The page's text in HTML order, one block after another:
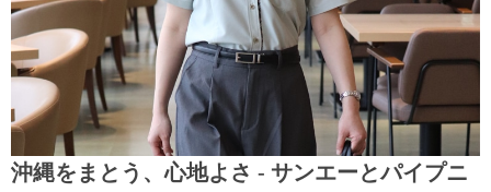
沖縄をまとう、心地よさ - サンエーとパイプニ